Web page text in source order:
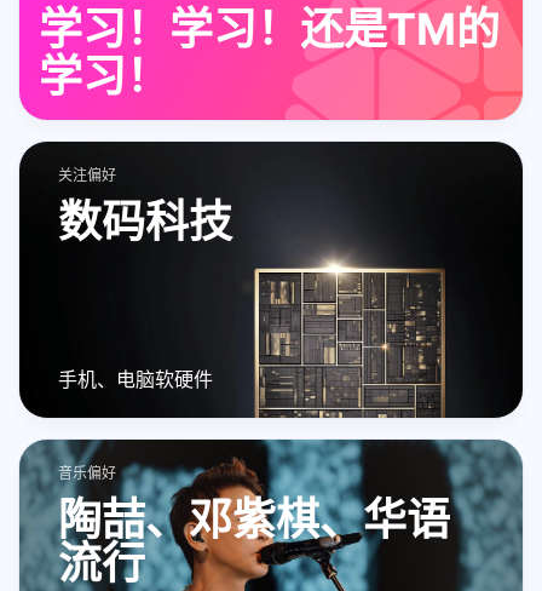
学习！学习！还是TM的
学习！
关注偏好
数码科技
手机、电脑软硬件
音乐偏好
陶喆、邓紫棋、华语
流行